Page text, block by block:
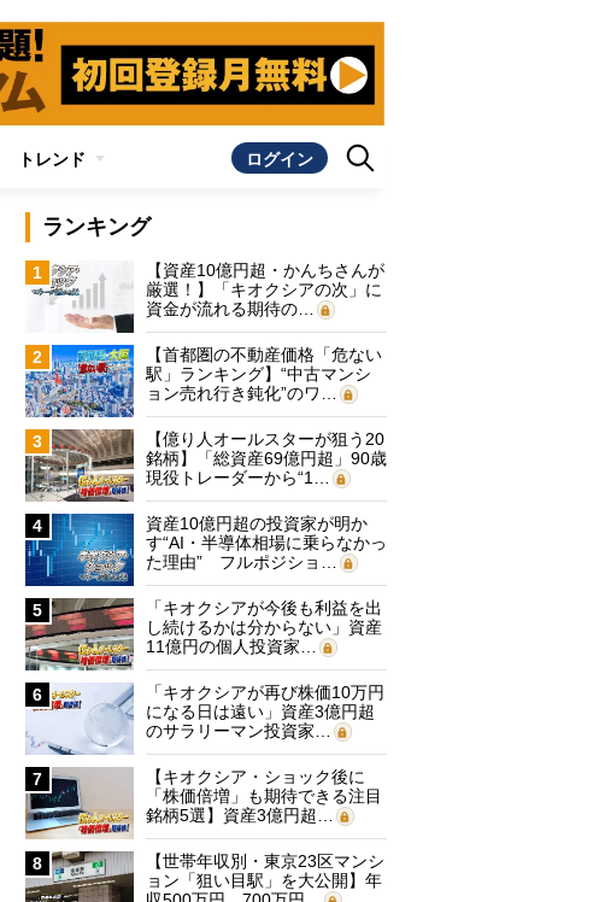
トレンド ログイン
ランキング
1
【資産10億円超・かんちさんが
厳選！】「キオクシアの次」に
資金が流れる期待の…
2
【首都圏の不動産価格「危ない
駅」ランキング】“中古マンシ
ョン売れ行き鈍化”のワ…
3
【億り人オールスターが狙う20
銘柄】「総資産69億円超」90歳
現役トレーダーから“1…
4
資産10億円超の投資家が明か
す“AI・半導体相場に乗らなかっ
た理由” フルポジショ…
5
「キオクシアが今後も利益を出
し続けるかは分からない」資産
11億円の個人投資家…
6
「キオクシアが再び株価10万円
になる日は遠い」資産3億円超
のサラリーマン投資家…
7
【キオクシア・ショック後に
「株価倍増」も期待できる注目
銘柄5選】資産3億円超…
8
【世帯年収別・東京23区マンシ
ョン「狙い目駅」を大公開】年